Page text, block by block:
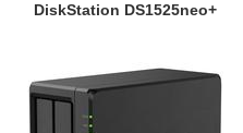
DiskStation DS1525neo+